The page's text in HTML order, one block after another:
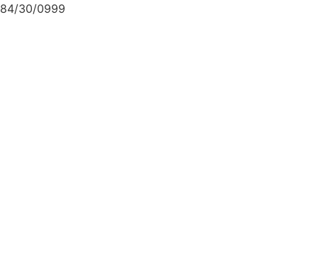
84/30/0999